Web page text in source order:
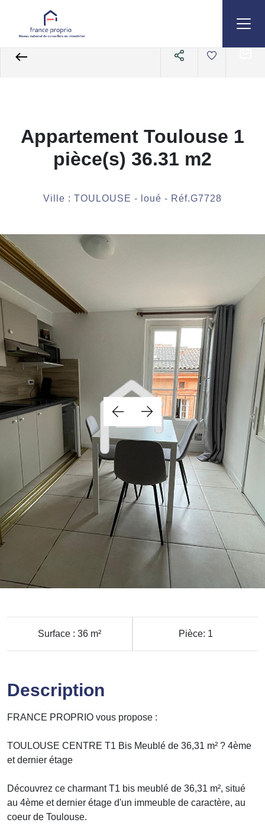
Appartements Référence G7728
Appartement Toulouse 1
pièce(s) 36.31 m2
Ville : TOULOUSE - loué - Réf.G7728
Surface : 36 m² Pièce: 1
Description
FRANCE PROPRIO vous propose :
TOULOUSE CENTRE T1 Bis Meublé de 36,31 m² ? 4ème
et dernier étage
Découvrez ce charmant T1 bis meublé de 36,31 m², situé
au 4ème et dernier étage d'un immeuble de caractère, au
coeur de Toulouse.